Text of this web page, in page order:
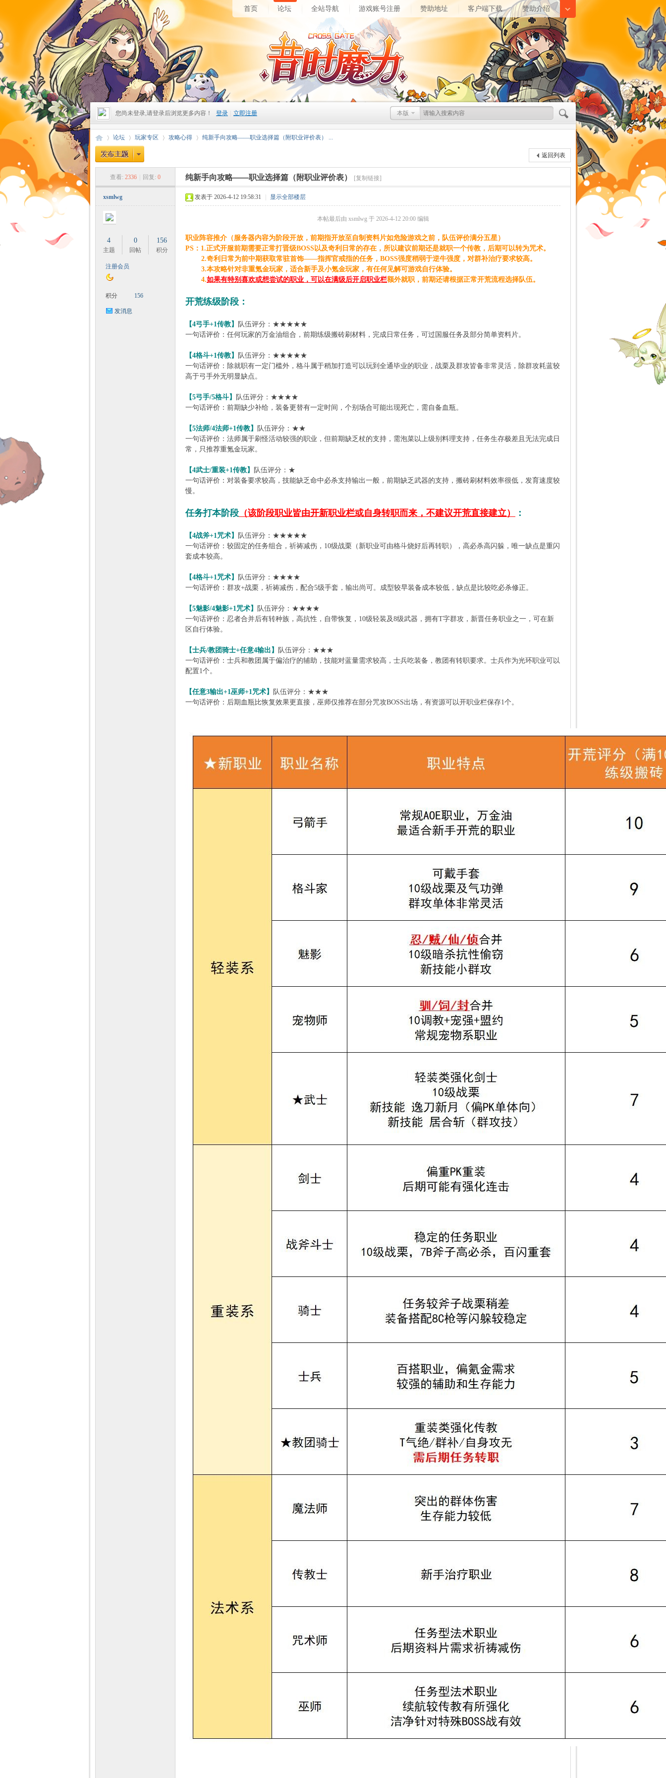
首页 论坛 全站导航 游戏账号注册 赞助地址 客户端下载 赞助介绍
本版
您尚未登录,请登录后浏览更多内容！ 登录 立即注册
论坛
›
玩家专区
›
攻略心得
›
纯新手向攻略——职业选择篇（附职业评价表） ...
返回列表
查看: 2336 回复: 0 纯新手向攻略——职业选择篇（附职业评价表） [复制链接]
xsmlwg
4
主题
0
回帖
156
积分
注册会员
积分 156
发消息
发表于 2026-4-12 19:58:31 显示全部楼层
本帖最后由 xsmlwg 于 2026-4-12 20:00 编辑
职业阵容推介（服务器内容为阶段开放，前期指开放至自制资料片如危险游戏之前，队伍评价满分五星）
PS：1.正式开服前期需要正常打晋级BOSS以及奇利日常的存在，所以建议前期还是就职一个传教，后期可以转为咒术。
2.奇利日常为前中期获取常驻首饰——指挥官戒指的任务，BOSS强度稍弱于逆牛强度，对群补治疗要求较高。
3.本攻略针对非重氪金玩家，适合新手及小氪金玩家，有任何见解可游戏自行体验。
4.如果有特别喜欢或想尝试的职业，可以在满级后开启职业栏额外就职，前期还请根据正常开荒流程选择队伍。
开荒练级阶段：
【4弓手+1传教】
队伍评分：★★★★★
一句话评价：任何玩家的万金油组合，前期练级搬砖刷材料，完成日常任务，可过国服任务及部分简单资料片。
【4格斗+1传教】
队伍评分：★★★★★
一句话评价：除就职有一定门槛外，格斗属于稍加打造可以玩到全通毕业的职业，战栗及群攻皆备非常灵活，除群攻耗蓝较
高于弓手外无明显缺点。
【5弓手/5格斗】
队伍评分：★★★★
一句话评价：前期缺少补给，装备更替有一定时间，个别场合可能出现死亡，需自备血瓶。
【5法师/4法师+1传教】
队伍评分：★★
一句话评价：法师属于刷怪活动较强的职业，但前期缺乏杖的支持，需泡菜以上级别料理支持，任务生存极差且无法完成日
常，只推荐重氪金玩家。
【4武士/重装+1传教】
队伍评分：★
一句话评价：对装备要求较高，技能缺乏命中必杀支持输出一般，前期缺乏武器的支持，搬砖刷材料效率很低，发育速度较
慢。
任务打本阶段 （该阶段职业皆由开新职业栏或自身转职而来，不建议开荒直接建立） ：
【4战斧+1咒术】
队伍评分：★★★★★
一句话评价：较固定的任务组合，祈祷减伤，10级战栗（新职业可由格斗烧好后再转职），高必杀高闪躲，唯一缺点是重闪
套成本较高。
【4格斗+1咒术】
队伍评分：★★★★
一句话评价：群攻+战栗，祈祷减伤，配合5级手套，输出尚可。成型较早装备成本较低，缺点是比较吃必杀修正。
【5魅影/4魅影+1咒术】
队伍评分：★★★★
一句话评价：忍者合并后有转种族，高抗性，自带恢复，10级轻装及8级武器，拥有T字群攻，新晋任务职业之一，可在新
区自行体验。
【士兵/教团骑士+任意4输出】
队伍评分：★★★
一句话评价：士兵和教团属于偏治疗的辅助，技能对蓝量需求较高，士兵吃装备，教团有转职要求。士兵作为光环职业可以
配置1个。
【任意3输出+1巫师+1咒术】
队伍评分：★★★
一句话评价：后期血瓶比恢复效果更直接，巫师仅推荐在部分咒攻BOSS出场，有资源可以开职业栏保存1个。